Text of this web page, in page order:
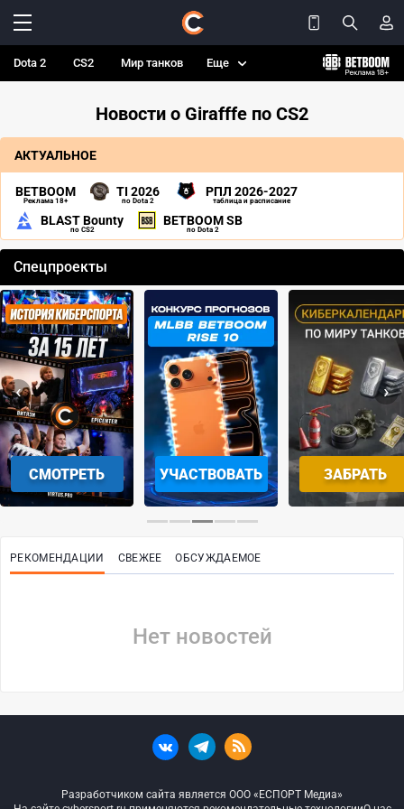
Dota 2 CS2 Мир танков Еще
Новости о Girafffe по CS2
АКТУАЛЬНОЕ
BETBOOM
Реклама 18+
TI 2026
по Dota 2
РПЛ 2026-2027
таблица и расписание
BLAST Bounty
по CS2
BETBOOM SB
по Dota 2
Спецпроекты
СМОТРЕТЬ УЧАСТВОВАТЬ ЗАБРАТЬ
‹ ›
РЕКОМЕНДАЦИИ СВЕЖЕЕ ОБСУЖДАЕМОЕ
Нет новостей
Разработчиком сайта является ООО «ЕСПОРТ Медиа»